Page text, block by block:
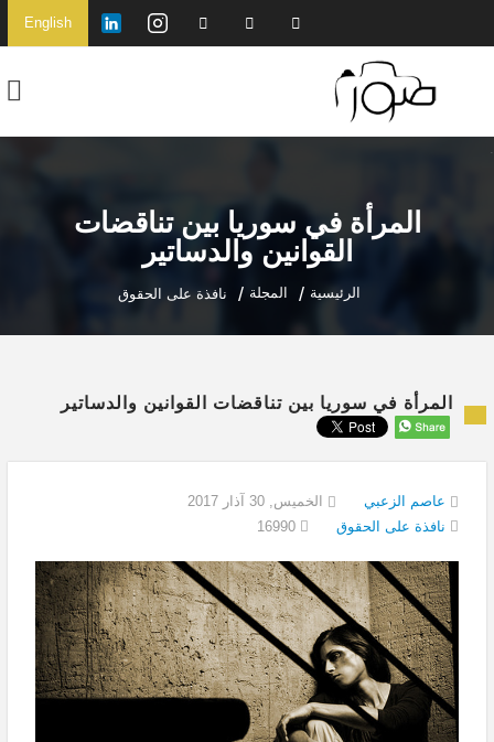
English
المرأة في سوريا بين تناقضات
القوانين والدساتير
الرئيسية المجلة نافذة على الحقوق
المرأة في سوريا بين تناقضات القوانين والدساتير
عاصم الزعبي
الخميس, 30 آذار 2017
نافذة على الحقوق